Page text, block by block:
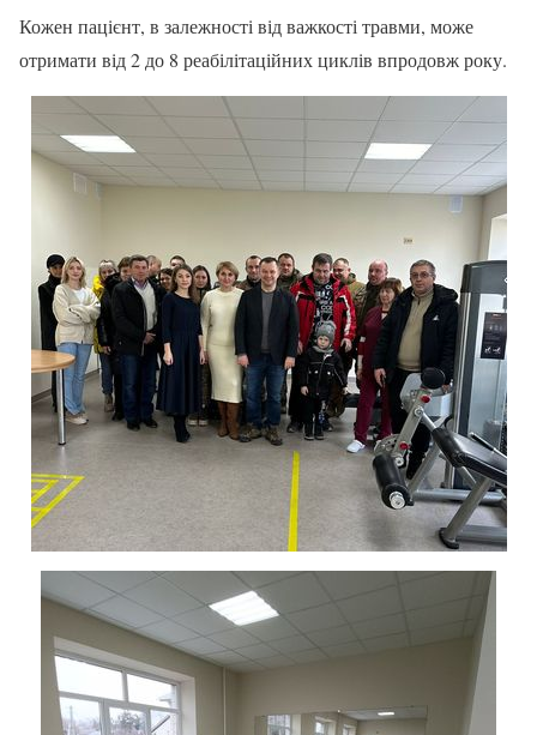
Кожен пацієнт, в залежності від важкості травми, може
отримати від 2 до 8 реабілітаційних циклів впродовж року.